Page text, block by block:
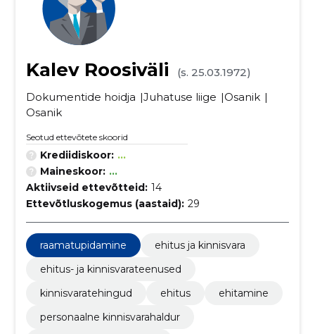
Kalev Roosiväli
(s. 25.03.1972)
Dokumentide hoidja
Juhatuse liige
Osanik
Osanik
Seotud ettevõtete skoorid
Krediidiskoor: ...
Maineskoor: ...
Aktiivseid ettevõtteid: 14
Ettevõtluskogemus (aastaid): 29
raamatupidamine
ehitus ja kinnisvara
ehitus- ja kinnisvarateenused
kinnisvaratehingud
ehitus
ehitamine
personaalne kinnisvarahaldur